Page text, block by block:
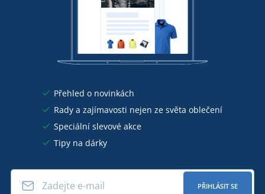
Přehled o novinkách
Rady a zajímavosti nejen ze světa oblečení
Speciální slevové akce
Tipy na dárky
PŘIHLÁSIT SE